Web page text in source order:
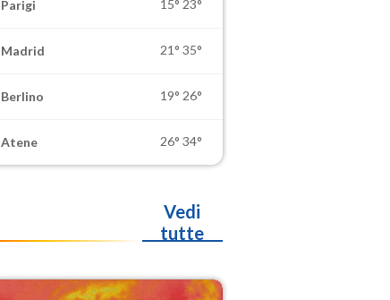
Parigi 15° 23°
Madrid 21° 35°
Berlino 19° 26°
Atene 26° 34°
Vedi
tutte